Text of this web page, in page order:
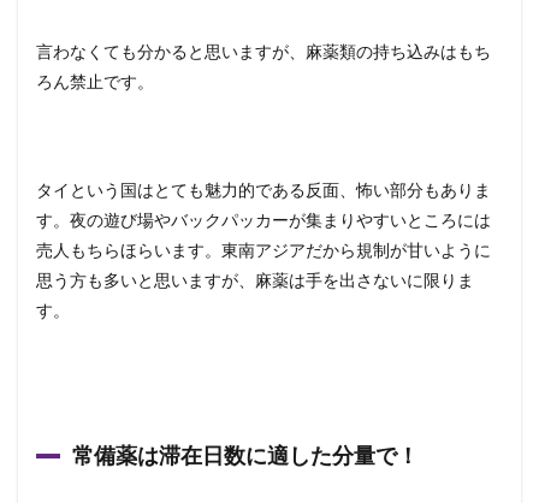
言わなくても分かると思いますが、麻薬類の持ち込みはもち
ろん禁止です。
タイという国はとても魅力的である反面、怖い部分もありま
す。夜の遊び場やバックパッカーが集まりやすいところには
売人もちらほらいます。東南アジアだから規制が甘いように
思う方も多いと思いますが、麻薬は手を出さないに限りま
す。
常備薬は滞在日数に適した分量で！